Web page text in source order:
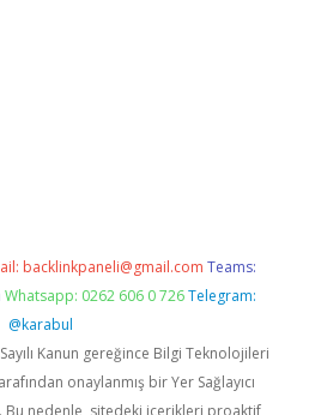
backlinkpaneli@gmail.com Teams:
Whatsapp: 0262 606 0 726 Telegram:
@karabul
Kanun gereğince Bilgi Teknolojileri
onaylanmış bir Yer Sağlayıcı
nedenle, sitedeki içerikleri proaktif